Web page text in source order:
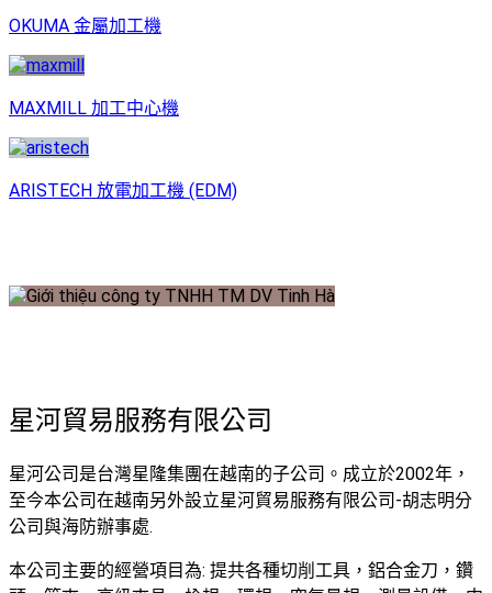
OKUMA 金屬加工機
MAXMILL 加工中心機
ARISTECH 放電加工機 (EDM)
星河貿易服務有限公司
星河公司是台灣星隆集團在越南的子公司。成立於2002年，
至今本公司在越南另外設立星河貿易服務有限公司-胡志明分
公司與海防辦事處.
本公司主要的經營項目為: 提共各種切削工具，鋁合金刀，鑽